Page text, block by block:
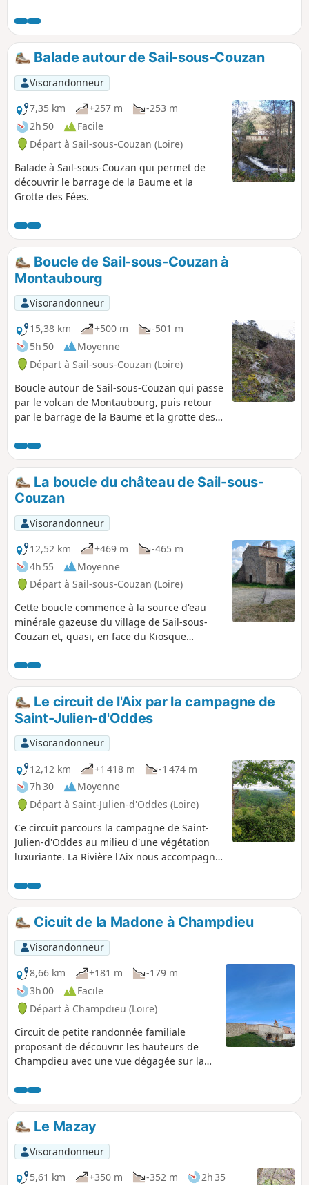
présente pas de difficultés majeures,
mais se déroule pour la moitié sur de la
route, tout particulièrement entre Pinay,
Saint-Jodard et le retour à la Vourdiat.
Les bords de Loire offrent par endroits
des points favorables au pique-nique, et
au calme (merci donc de respecter les
pêcheurs qui profitent aussi du même
cadre).
Balade autour de Sail-sous-Couzan
Visorandonneur
7,35 km
+257 m
-253 m
2h 50
Facile
Départ à Sail-sous-Couzan (Loire)
Balade à Sail-sous-Couzan qui permet de
découvrir le barrage de la Baume et la
Grotte des Fées.
Boucle de Sail-sous-Couzan à
Montaubourg
Visorandonneur
15,38 km
+500 m
-501 m
5h 50
Moyenne
Départ à Sail-sous-Couzan (Loire)
Boucle autour de Sail-sous-Couzan qui passe
par le volcan de Montaubourg, puis retour
par le barrage de la Baume et la grotte des
sur le Château de Sail.
La boucle du château de Sail-sous-
Couzan
Visorandonneur
12,52 km
+469 m
-465 m
4h 55
Moyenne
Départ à Sail-sous-Couzan (Loire)
Cette boucle commence à la source d'eau
minérale gazeuse du village de Sail-sous-
Couzan et, quasi, en face du Kiosque
Principalement en forêt, l'itinéraire nous
amène jusqu'au château-fort, ainsi qu'à la
Chapelle Notre-Dame de Couzan.
Le circuit de l'Aix par la campagne de
Saint-Julien-d'Oddes
Visorandonneur
12,12 km
+1 418 m
-1 474 m
7h 30
Moyenne
Départ à Saint-Julien-d'Oddes (Loire)
Ce circuit parcours la campagne de Saint-
Julien-d'Oddes au milieu d'une végétation
luxuriante. La Rivière l'Aix nous accompagne
Chizonnet.
Cicuit de la Madone à Champdieu
Visorandonneur
8,66 km
+181 m
-179 m
3h 00
Facile
Départ à Champdieu (Loire)
Circuit de petite randonnée familiale
proposant de découvrir les hauteurs de
Champdieu avec une vue dégagée sur la
Le Mazay
Visorandonneur
5,61 km
+350 m -352 m 2h 35